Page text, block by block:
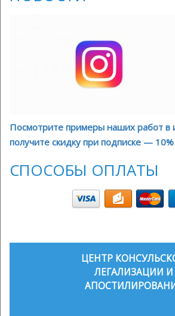
Посмотрите примеры наших работ в
получите скидку при подписке — 10%
СПОСОБЫ ОПЛАТЫ
ЦЕНТР
ЛЕГАЛИЗАЦИИ И